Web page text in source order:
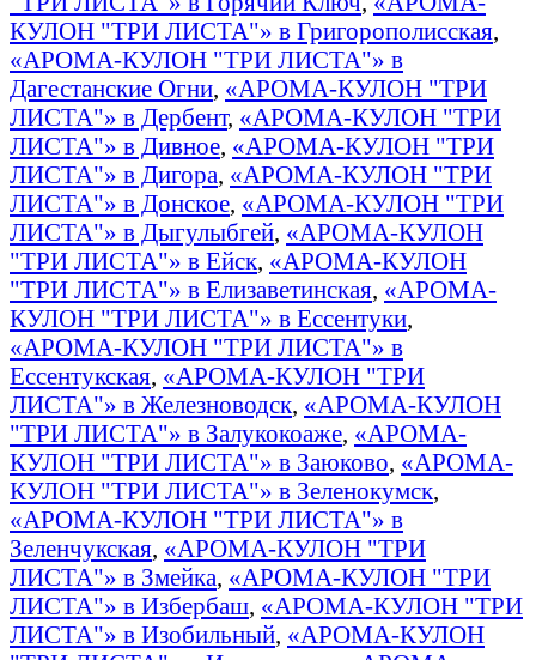
КУЛОН "ТРИ ЛИСТА"» в Григорополисская,
«АРОМА-КУЛОН "ТРИ ЛИСТА"» в
Дагестанские Огни, «АРОМА-КУЛОН "ТРИ
ЛИСТА"» в Дербент, «АРОМА-КУЛОН "ТРИ
ЛИСТА"» в Дивное, «АРОМА-КУЛОН "ТРИ
ЛИСТА"» в Дигора, «АРОМА-КУЛОН "ТРИ
ЛИСТА"» в Донское, «АРОМА-КУЛОН "ТРИ
ЛИСТА"» в Дыгулыбгей, «АРОМА-КУЛОН
"ТРИ ЛИСТА"» в Ейск, «АРОМА-КУЛОН
"ТРИ ЛИСТА"» в Елизаветинская, «АРОМА-
КУЛОН "ТРИ ЛИСТА"» в Ессентуки,
«АРОМА-КУЛОН "ТРИ ЛИСТА"» в
Ессентукская, «АРОМА-КУЛОН "ТРИ
ЛИСТА"» в Железноводск, «АРОМА-КУЛОН
"ТРИ ЛИСТА"» в Залукокоаже, «АРОМА-
КУЛОН "ТРИ ЛИСТА"» в Заюково, «АРОМА-
КУЛОН "ТРИ ЛИСТА"» в Зеленокумск,
«АРОМА-КУЛОН "ТРИ ЛИСТА"» в
Зеленчукская, «АРОМА-КУЛОН "ТРИ
ЛИСТА"» в Змейка, «АРОМА-КУЛОН "ТРИ
ЛИСТА"» в Избербаш, «АРОМА-КУЛОН "ТРИ
ЛИСТА"» в Изобильный, «АРОМА-КУЛОН